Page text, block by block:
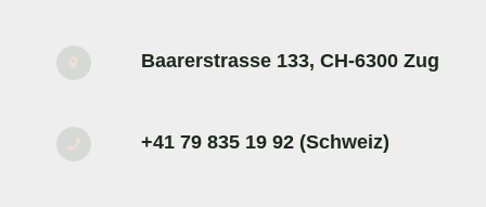
Baarerstrasse 133, CH-6300 Zug
+41 79 835 19 92 (Schweiz)